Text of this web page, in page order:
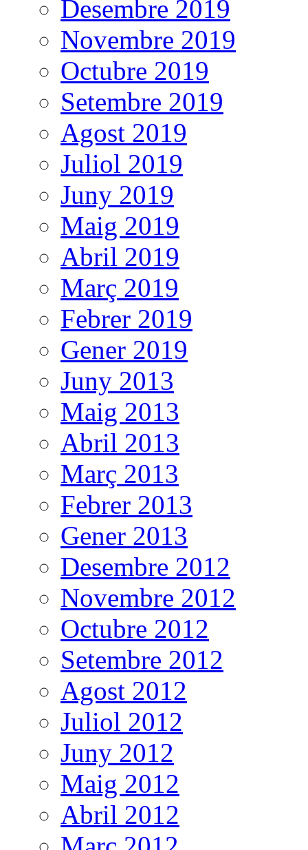
Desembre 2019
Novembre 2019
Octubre 2019
Setembre 2019
Agost 2019
Juliol 2019
Juny 2019
Maig 2019
Abril 2019
Març 2019
Febrer 2019
Gener 2019
Juny 2013
Maig 2013
Abril 2013
Març 2013
Febrer 2013
Gener 2013
Desembre 2012
Novembre 2012
Octubre 2012
Setembre 2012
Agost 2012
Juliol 2012
Juny 2012
Maig 2012
Abril 2012